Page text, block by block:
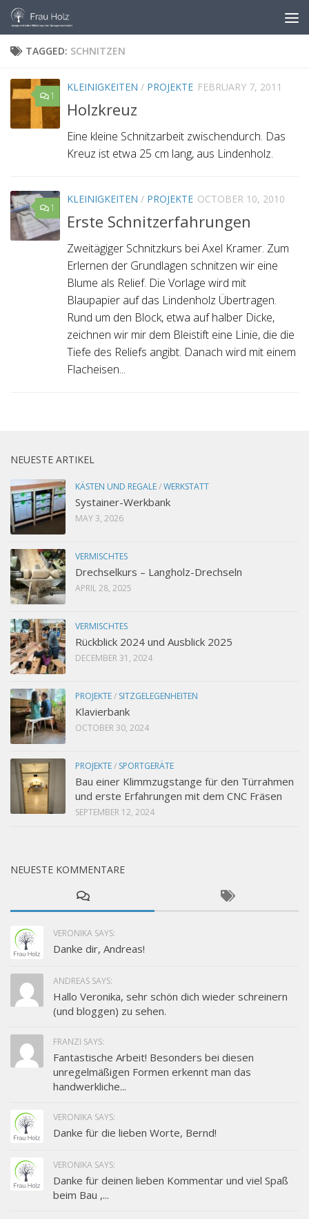
Skip to content
TAGGED: SCHNITZEN
1
KLEINIGKEITEN / PROJEKTE FEBRUARY 7, 2011
Holzkreuz
Eine kleine Schnitzarbeit zwischendurch. Das
Kreuz ist etwa 25 cm lang, aus Lindenholz.
1
KLEINIGKEITEN / PROJEKTE OCTOBER 10, 2010
Erste Schnitzerfahrungen
Zweitägiger Schnitzkurs bei Axel Kramer. Zum
Erlernen der Grundlagen schnitzen wir eine
Blume als Relief. Die Vorlage wird mit
Blaupapier auf das Lindenholz Übertragen.
Rund um den Block, etwa auf halber Dicke,
zeichnen wir mir dem Bleistift eine Linie, die die
Tiefe des Reliefs angibt. Danach wird mit einem
Flacheisen...
NEUESTE ARTIKEL
KÄSTEN UND REGALE/WERKSTATT
Systainer-Werkbank
MAY 3, 2026
VERMISCHTES
Drechselkurs – Langholz-Drechseln
APRIL 28, 2025
VERMISCHTES
Rückblick 2024 und Ausblick 2025
DECEMBER 31, 2024
PROJEKTE/ SITZGELEGENHEITEN
Klavierbank
OCTOBER 30, 2024
PROJEKTE/ SPORTGERÄTE
Bau einer Klimmzugstange für den Türrahmen
und erste Erfahrungen mit dem CNC Fräsen
SEPTEMBER 12, 2024
NEUESTE KOMMENTARE
VERONIKA SAYS:
Danke dir, Andreas!
ANDREAS SAYS:
Hallo Veronika, sehr schön dich wieder schreinern
(und bloggen) zu sehen.
FRANZI SAYS:
Fantastische Arbeit! Besonders bei diesen
unregelmäßigen Formen erkennt man das
handwerkliche...
VERONIKA SAYS:
Danke für die lieben Worte, Bernd!
VERONIKA SAYS:
Danke für deinen lieben Kommentar und viel Spaß
beim Bau ,...